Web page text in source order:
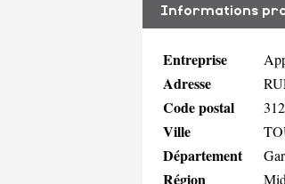
Informations
Entreprise
Adresse
Code postal
Ville
Département
Région